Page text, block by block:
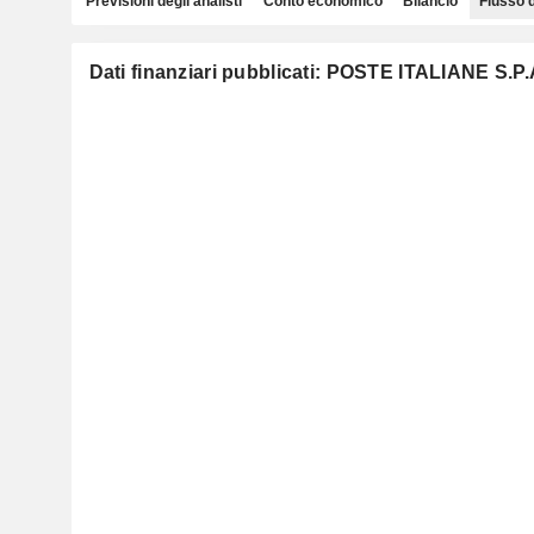
Dati finanziari pubblicati: POSTE ITALIANE